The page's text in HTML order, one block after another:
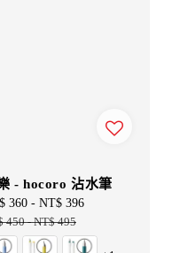
- hocoro 沾水筆
360 - NT$ 396
450-NT$ 495